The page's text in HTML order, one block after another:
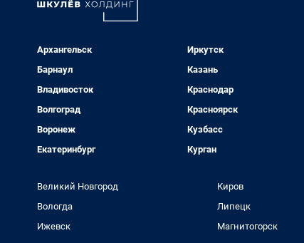
Архангельск
Барнаул
Владивосток
Волгоград
Воронеж
Екатеринбург
Иркутск
Казань
Краснодар
Красноярск
Кузбасс
Курган
Великий Новгород
Вологда
Ижевск
Киров
Липецк
Магнитогорск